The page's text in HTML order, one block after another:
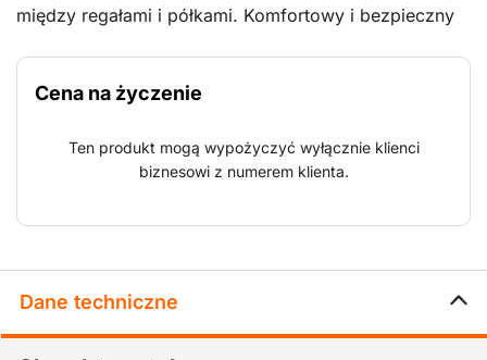
między regałami i półkami. Komfortowy i bezpieczny
Operator ma zatem zawsze dobrą widoczność ładunku
niezależnie od swojego wzrostu. Obsługa jest prosta, a
wysokim poziomie.
Cena na życzenie
Ten produkt mogą wypożyczyć wyłącznie klienci
biznesowi z numerem klienta.
Dane techniczne